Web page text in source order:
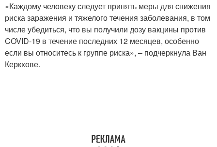
«Каждому человеку следует принять меры для снижения
риска заражения и тяжелого течения заболевания, в том
числе убедиться, что вы получили дозу вакцины против
COVID-19 в течение последних 12 месяцев, особенно
если вы относитесь к группе риска», – подчеркнула Ван
Керкхове.